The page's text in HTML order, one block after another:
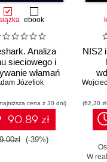
ebook
Analiza
sieciowego i
włamań
Józefiok
cena z 30 dni)
90.89 zł
(-39%)
NIS2
(62,30
W